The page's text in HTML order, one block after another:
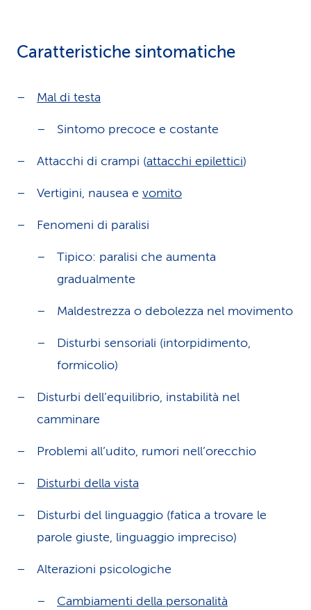
Caratteristiche sintomatiche
Mal di testa
Sintomo precoce e costante
Attacchi di crampi (attacchi epilettici)
Vertigini, nausea e vomito
Fenomeni di paralisi
Tipico: paralisi che aumenta
gradualmente
Maldestrezza o debolezza nel movimento
Disturbi sensoriali (intorpidimento,
formicolio)
Disturbi dell’equilibrio, instabilità nel
camminare
Problemi all’udito, rumori nell’orecchio
Disturbi della vista
Disturbi del linguaggio (fatica a trovare le
parole giuste, linguaggio impreciso)
Alterazioni psicologiche
Cambiamenti della personalità